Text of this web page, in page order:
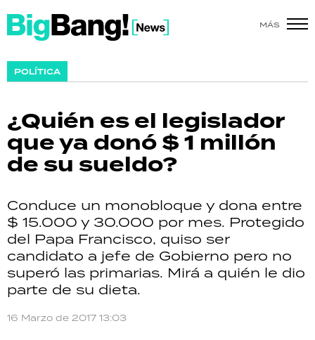
MÁS
POLÍTICA
¿Quién es el legislador
que ya donó $ 1 millón
de su sueldo?
Conduce un monobloque y dona entre
$ 15.000 y 30.000 por mes. Protegido
del Papa Francisco, quiso ser
candidato a jefe de Gobierno pero no
superó las primarias. Mirá a quién le dio
parte de su dieta.
16 Marzo de 2017 13:03
SHOW
ACTUALIDAD
POLICIALES
ECONOMÍA
GRAN HERMANO
SALUD
DEPORTES